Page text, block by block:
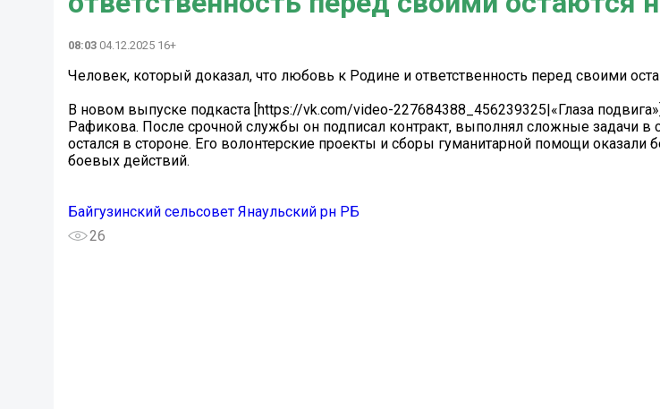
08:03 04.12.2025 16+
Человек, который доказал, что любовь к Родине и ответственность перед своими
В новом выпуске подкаста [https://vk.com/video-227684388_456239325|«Глаза
Рафикова. После срочной службы он подписал контракт, выполнял сложные задачи в
остался в стороне. Его волонтерские проекты и сборы гуманитарной помощи
боевых действий.
Байгузинский сельсовет Янаульский рн РБ
26